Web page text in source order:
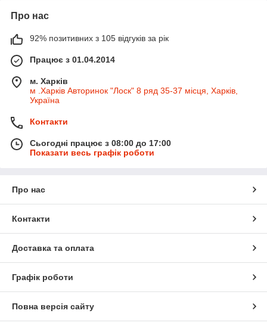
Про нас
92% позитивних з 105 відгуків за рік
Працює з 01.04.2014
м. Харків
м .Харків Авторинок "Лоск" 8 ряд 35-37 місця, Харків,
Україна
Контакти
Сьогодні працює з 08:00 до 17:00
Показати весь графік роботи
Про нас
Контакти
Доставка та оплата
Графік роботи
Повна версія сайту